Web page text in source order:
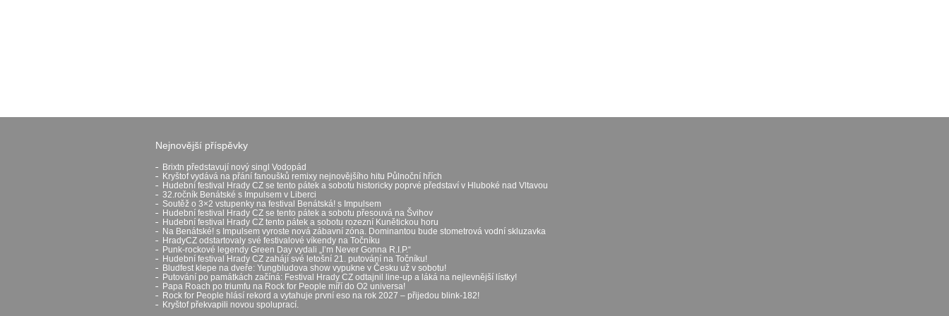
Nejnovější příspěvky
Brixtn představují nový singl Vodopád
Kryštof vydává na přání fanoušků remixy nejnovějšího hitu Půlnoční hřích
Hudební festival Hrady CZ se tento pátek a sobotu historicky poprvé představí v Hluboké nad Vltavou
32.ročník Benátské s Impulsem v Liberci
Soutěž o 3×2 vstupenky na festival Benátská! s Impulsem
Hudební festival Hrady CZ se tento pátek a sobotu přesouvá na Švihov
Hudební festival Hrady CZ tento pátek a sobotu rozezní Kunětickou horu
Na Benátské! s Impulsem vyroste nová zábavní zóna. Dominantou bude stometrová vodní skluzavka
HradyCZ odstartovaly své festivalové víkendy na Točníku
Punk-rockové legendy Green Day vydali „I’m Never Gonna R.I.P.“
Hudební festival Hrady CZ zahájí své letošní 21. putování na Točníku!
Bludfest klepe na dveře: Yungbludova show vypukne v Česku už v sobotu!
Putování po památkách začíná: Festival Hrady CZ odtajnil line-up a láká na nejlevnější lístky!
Papa Roach po triumfu na Rock for People míří do O2 universa!
Rock for People hlásí rekord a vytahuje první eso na rok 2027 – přijedou blink-182!
Kryštof překvapili novou spoluprací.